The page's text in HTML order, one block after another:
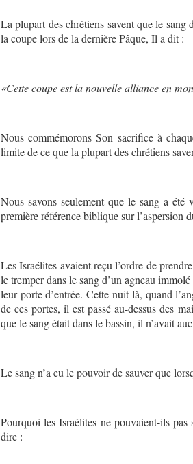
La plupart des chrétiens savent que le sang
la coupe lors de la dernière Pâque, Il a dit :
«Cette coupe est la nouvelle alliance en
Nous commémorons Son sacrifice à
limite de ce que la plupart des chrétiens
Nous savons seulement que le sang a
première référence biblique sur l’aspersion
Les Israélites avaient reçu l’ordre de
le tremper dans le sang d’un agneau
leur porte d’entrée. Cette nuit-là, quand
de ces portes, il est passé au-dessus des
que le sang était dans le bassin, il n’avait
Le sang n’a eu le pouvoir de sauver que
Pourquoi les Israélites ne pouvaient-ils
dire :